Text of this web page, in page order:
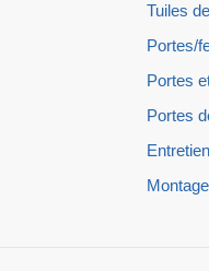
Tuiles
Portes/
Portes
Portes
Montage